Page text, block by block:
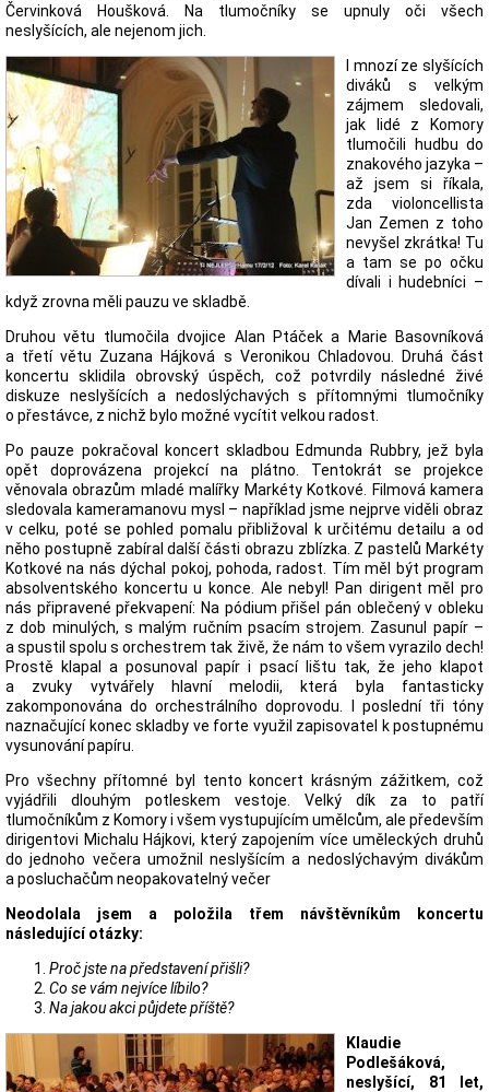
Červinková Houšková. Na tlumočníky se upnuly oči všech
neslyšících, ale nejenom jich.
I mnozí ze slyšících
diváků s velkým
zájmem sledovali,
jak lidé z Komory
tlumočili hudbu do
znakového jazyka –
až jsem si říkala,
zda violoncellista
Jan Zemen z toho
nevyšel zkrátka! Tu
a tam se po očku
dívali i hudebníci –
když zrovna měli pauzu ve skladbě.
Druhou větu tlumočila dvojice Alan Ptáček a Marie Basovníková
a třetí větu Zuzana Hájková s Veronikou Chladovou. Druhá část
koncertu sklidila obrovský úspěch, což potvrdily následné živé
diskuze neslyšících a nedoslýchavých s přítomnými tlumočníky
o přestávce, z nichž bylo možné vycítit velkou radost.
Po pauze pokračoval koncert skladbou Edmunda Rubbry, jež byla
opět doprovázena projekcí na plátno. Tentokrát se projekce
věnovala obrazům mladé malířky Markéty Kotkové. Filmová kamera
sledovala kameramanovu mysl – například jsme nejprve viděli obraz
v celku, poté se pohled pomalu přibližoval k určitému detailu a od
něho postupně zabíral další části obrazu zblízka. Z pastelů Markéty
Kotkové na nás dýchal pokoj, pohoda, radost. Tím měl být program
absolventského koncertu u konce. Ale nebyl! Pan dirigent měl pro
nás připravené překvapení: Na pódium přišel pán oblečený v obleku
z dob minulých, s malým ručním psacím strojem. Zasunul papír –
a spustil spolu s orchestrem tak živě, že nám to všem vyrazilo dech!
Prostě klapal a posunoval papír i psací lištu tak, že jeho klapot
a zvuky vytvářely hlavní melodii, která byla fantasticky
zakomponována do orchestrálního doprovodu. I poslední tři tóny
naznačující konec skladby ve forte využil zapisovatel k postupnému
vysunování papíru.
Pro všechny přítomné byl tento koncert krásným zážitkem, což
vyjádřili dlouhým potleskem vestoje. Velký dík za to patří
tlumočníkům z Komory i všem vystupujícím umělcům, ale především
dirigentovi Michalu Hájkovi, který zapojením více uměleckých druhů
do jednoho večera umožnil neslyšícím a nedoslýchavým divákům
a posluchačům neopakovatelný večer
Neodolala jsem a položila třem návštěvníkům koncertu
následující otázky:
Proč jste na představení přišli?
Co se vám nejvíce líbilo?
Na jakou akci půjdete příště?
Klaudie
Podlešáková,
neslyšící, 81 let,